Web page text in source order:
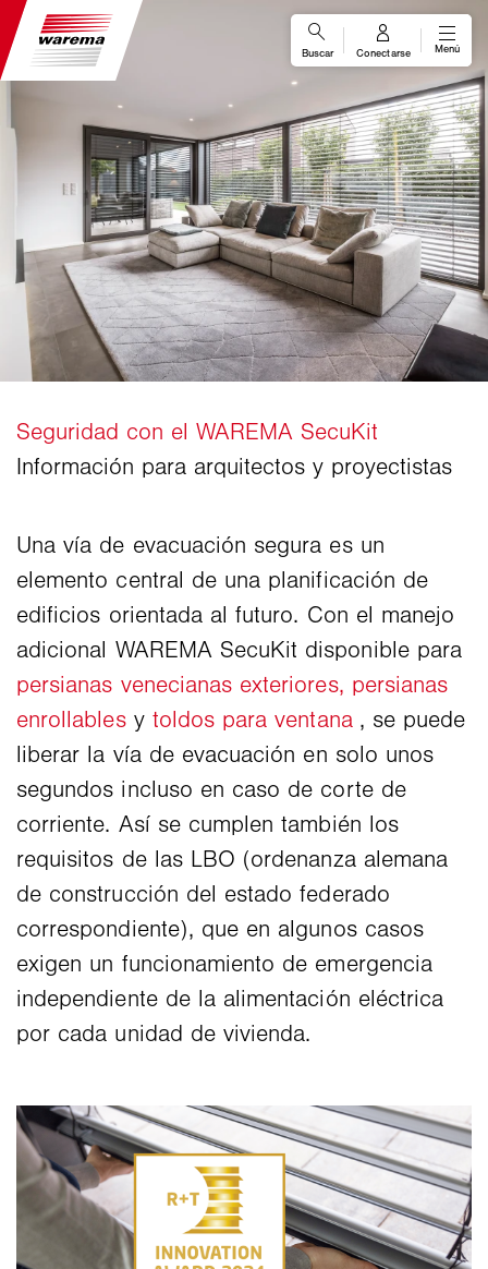
Una vía de evacuación segura es un
elemento central de una planificación de
edificios orientada al futuro. Con el manejo
adicional WAREMA SecuKit disponible para
persianas venecianas exteriores, persianas
enrollablesy toldos para ventana, se puede
liberar la vía de evacuación en solo unos
segundos incluso en caso de corte de
corriente. Así se cumplen también los
requisitos de las LBO (ordenanza alemana
de construcción del estado federado
correspondiente), que en algunos casos
exigen un funcionamiento de emergencia
independiente de la alimentación eléctrica
por cada unidad de vivienda.